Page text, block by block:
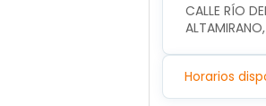
CALLE RÍO
Horarios